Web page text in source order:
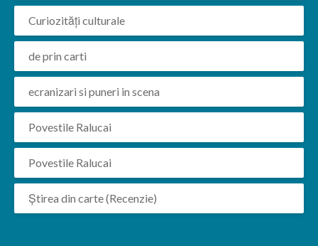
Curiozități culturale
de prin carti
ecranizari si puneri in scena
Povestile Ralucai
Povestile Ralucai
Știrea din carte (Recenzie)